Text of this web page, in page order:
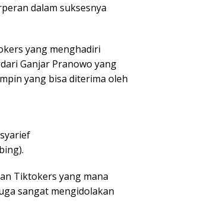
dalam suksesnya
yang menghadiri
Ganjar Pranowo yang
yang bisa diterima oleh
Tiktokers yang mana
sangat mengidolakan